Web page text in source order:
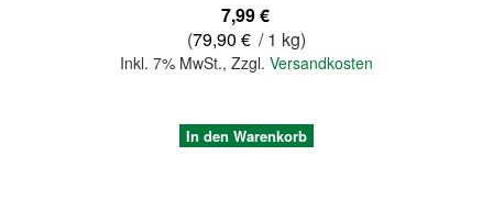
7,99 €
(79,90 € / 1 kg)
Inkl. 7% MwSt., Zzgl. Versandkosten
In den Warenkorb